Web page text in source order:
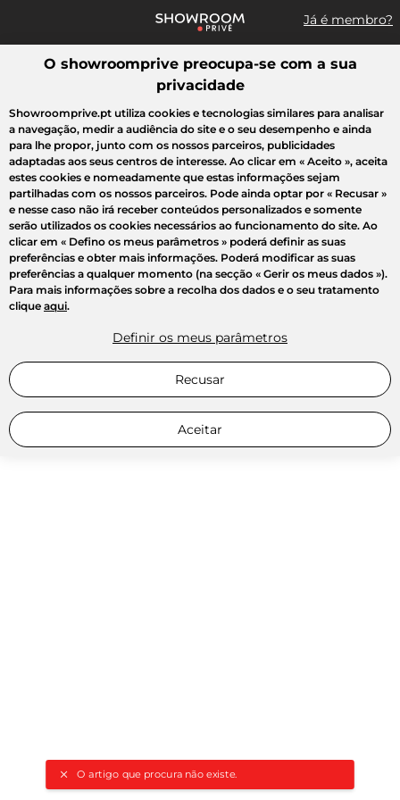
Já é membro?
Pesquisar uma marca, um artigo, uma venda...
O artigo que procura não existe.
Todas as vendas Moda Desporto Casa Criança Beleza
O showroomprive preocupa-se com a sua
privacidade
Showroomprive.pt utiliza cookies e tecnologias similares para analisar
a navegação, medir a audiência do site e o seu desempenho e ainda
para lhe propor, junto com os nossos parceiros, publicidades
adaptadas aos seus centros de interesse. Ao clicar em « Aceito », aceita
estes cookies e nomeadamente que estas informações sejam
partilhadas com os nossos parceiros. Pode ainda optar por « Recusar »
e nesse caso não irá receber conteúdos personalizados e somente
serão utilizados os cookies necessários ao funcionamento do site. Ao
clicar em « Defino os meus parâmetros » poderá definir as suas
preferências e obter mais informações. Poderá modificar as suas
preferências a qualquer momento (na secção « Gerir os meus dados »).
Para mais informações sobre a recolha dos dados e o seu tratamento
clique aqui.
Definir os meus parâmetros
Recusar
Aceitar